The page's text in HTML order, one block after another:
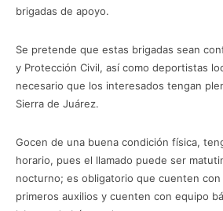
brigadas de apoyo.
Se pretende que estas brigadas sean
y Protección Civil, así como deportistas
necesario que los interesados tengan
Sierra de Juárez.
Gocen de una buena condición física,
horario, pues el llamado puede ser
nocturno; es obligatorio que cuenten con
primeros auxilios y cuenten con equipo